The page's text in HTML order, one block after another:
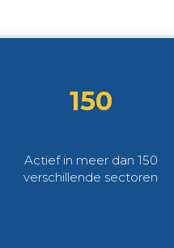
150
Actief in meer dan 150
verschillende sectoren